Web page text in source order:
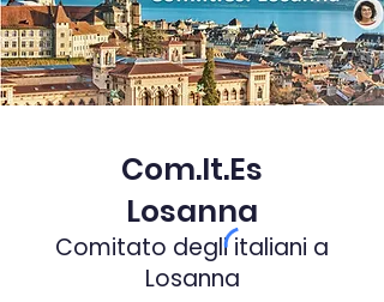
Com.It.Es
Losanna
Comitato degli italiani a
Losanna